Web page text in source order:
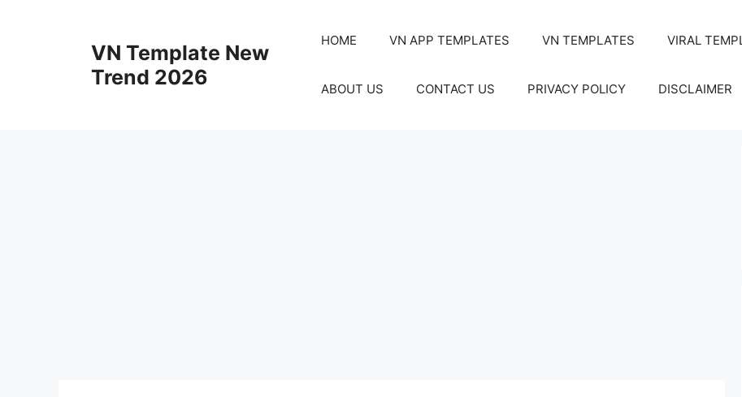
VN Template New
Trend 2026
HOME VN APP TEMPLATES VN TEMPLATES VIRAL
ABOUT US CONTACT US PRIVACY POLICY DISCLAIMER